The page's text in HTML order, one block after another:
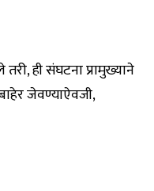
ही संघटना प्रामुख्याने
जेवण्याऐवजी,